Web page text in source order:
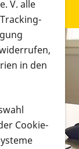
V. alle
in den
Cookie-